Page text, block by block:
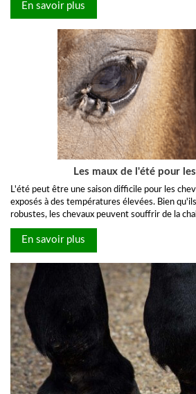
En savoir plus
Les maux de l'été pour
L'été peut être une saison difficile pour les
exposés à des températures élevées. Bien
robustes, les chevaux peuvent souffrir de la
En savoir plus